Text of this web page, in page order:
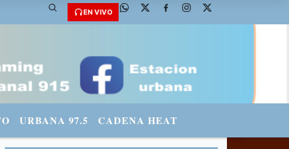
- INSTAGRAM: urbanario3 WHATSAPP: 3571569969
EN VIVO
URBANA 97.5 CADENA HEAT